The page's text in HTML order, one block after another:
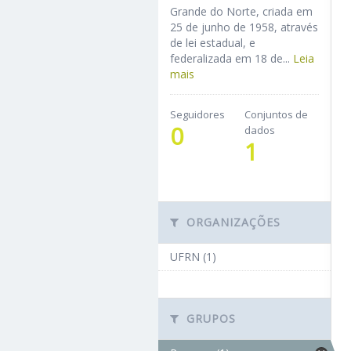
Grande do Norte, criada em
25 de junho de 1958, através
de lei estadual, e
federalizada em 18 de... Leia
mais
Seguidores
0
Conjuntos de
dados
1
ORGANIZAÇÕES
UFRN (1)
GRUPOS